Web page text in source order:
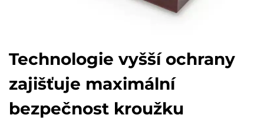
Technologie vyšší ochrany
zajišťuje maximální
bezpečnost kroužku